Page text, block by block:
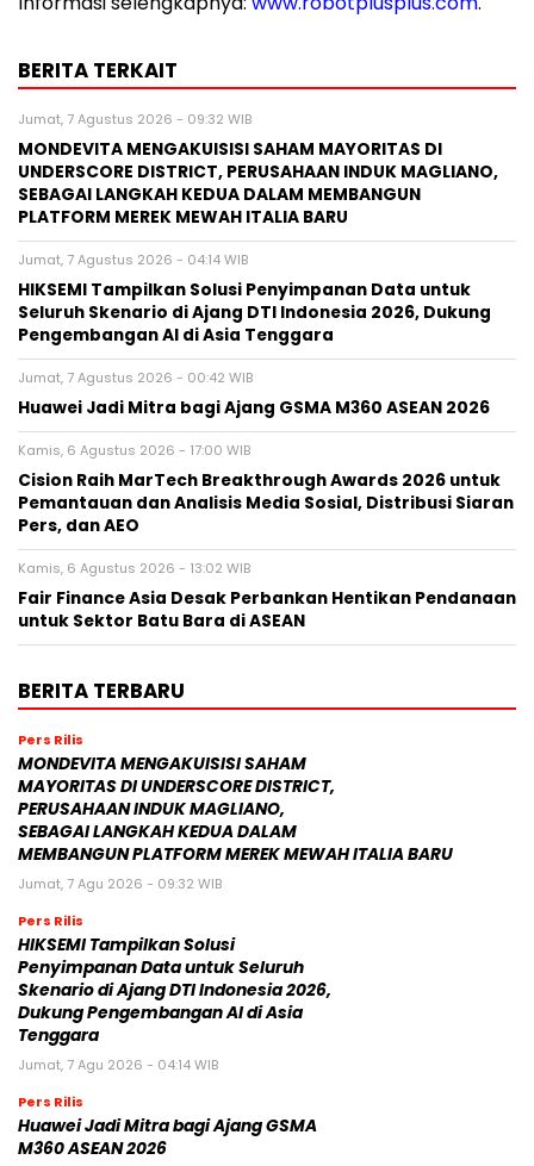
BERITA TERKAIT
Jumat, 7 Agustus 2026 - 09:32 WIB
MONDEVITA MENGAKUISISI SAHAM MAYORITAS DI
UNDERSCORE DISTRICT, PERUSAHAAN INDUK MAGLIANO,
SEBAGAI LANGKAH KEDUA DALAM MEMBANGUN
PLATFORM MEREK MEWAH ITALIA BARU
Jumat, 7 Agustus 2026 - 04:14 WIB
HIKSEMI Tampilkan Solusi Penyimpanan Data untuk
Seluruh Skenario di Ajang DTI Indonesia 2026, Dukung
Pengembangan AI di Asia Tenggara
Jumat, 7 Agustus 2026 - 00:42 WIB
Huawei Jadi Mitra bagi Ajang GSMA M360 ASEAN 2026
Kamis, 6 Agustus 2026 - 17:00 WIB
Cision Raih MarTech Breakthrough Awards 2026 untuk
Pemantauan dan Analisis Media Sosial, Distribusi Siaran
Pers, dan AEO
Kamis, 6 Agustus 2026 - 13:02 WIB
Fair Finance Asia Desak Perbankan Hentikan Pendanaan
untuk Sektor Batu Bara di ASEAN
BERITA TERBARU
Pers Rilis
MONDEVITA MENGAKUISISI SAHAM
MAYORITAS DI UNDERSCORE DISTRICT,
PERUSAHAAN INDUK MAGLIANO,
SEBAGAI LANGKAH KEDUA DALAM
MEMBANGUN PLATFORM MEREK MEWAH ITALIA BARU
Jumat, 7 Agu 2026 - 09:32 WIB
Pers Rilis
HIKSEMI Tampilkan Solusi
Penyimpanan Data untuk Seluruh
Skenario di Ajang DTI Indonesia 2026,
Dukung Pengembangan AI di Asia
Tenggara
Jumat, 7 Agu 2026 - 04:14 WIB
Pers Rilis
Huawei Jadi Mitra bagi Ajang GSMA
M360 ASEAN 2026